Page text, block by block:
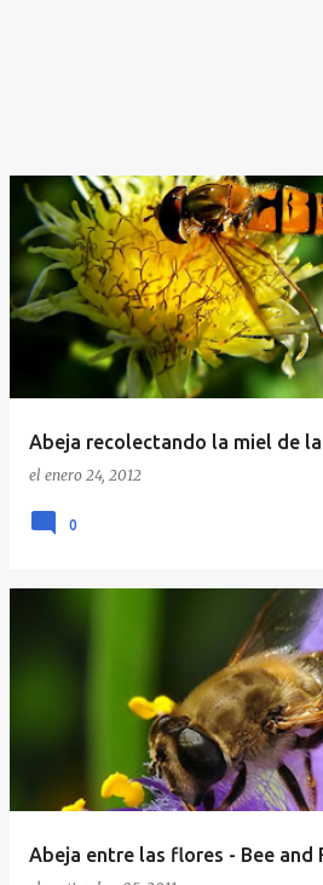
Abeja recolectando la miel de
el enero 24, 2012
0
Abeja entre las flores - Bee and